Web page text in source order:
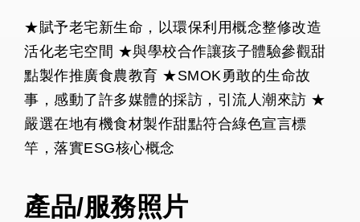
★賦予老宅新生命，以環保利用概念整修改造
活化老宅空間 ★與學校合作讓孩子體驗參觀甜
點製作推廣食農教育 ★SMOK勇敢的生命故
事，感動了許多媒體的採訪，引流人潮來訪 ★
嚴選在地有機食材製作甜點符合綠色宣言標
竿，落實ESG核心概念
產品/服務照片